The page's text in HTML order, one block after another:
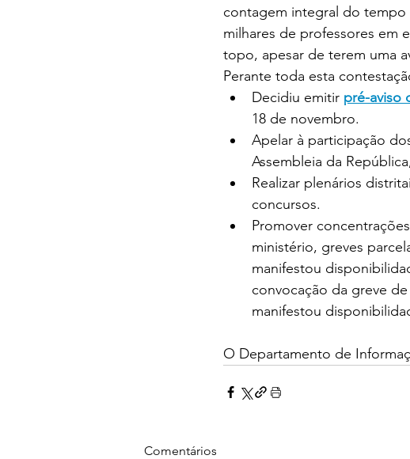
contagem integral do
milhares de professores em
topo, apesar de terem uma
Perante toda esta
Decidiu emitir pré-aviso
18 de novembro.
Apelar à participação
Assembleia da
Realizar plenários
concursos.
Promover
ministério, greves
manifestou
convocação da greve
manifestou
O Departamento de
Comentários